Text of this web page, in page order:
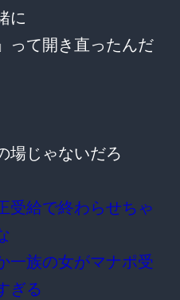
に
って開き直ったんだ
場じゃないだろ
受給で終わらせちゃ
一族の女がマナポ受
ぎる